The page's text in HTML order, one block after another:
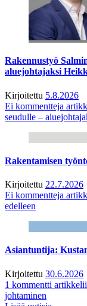
Rakennustyö
aluejohtajaksi
Kirjoitettu 5.8.2026
Ei kommentteja
seudulle –
Rakentamisen
Kirjoitettu 22.7.2026
Ei kommentteja
edelleen
Asiantuntija:
Kirjoitettu 30.6.2026
1 kommentti
johtaminen